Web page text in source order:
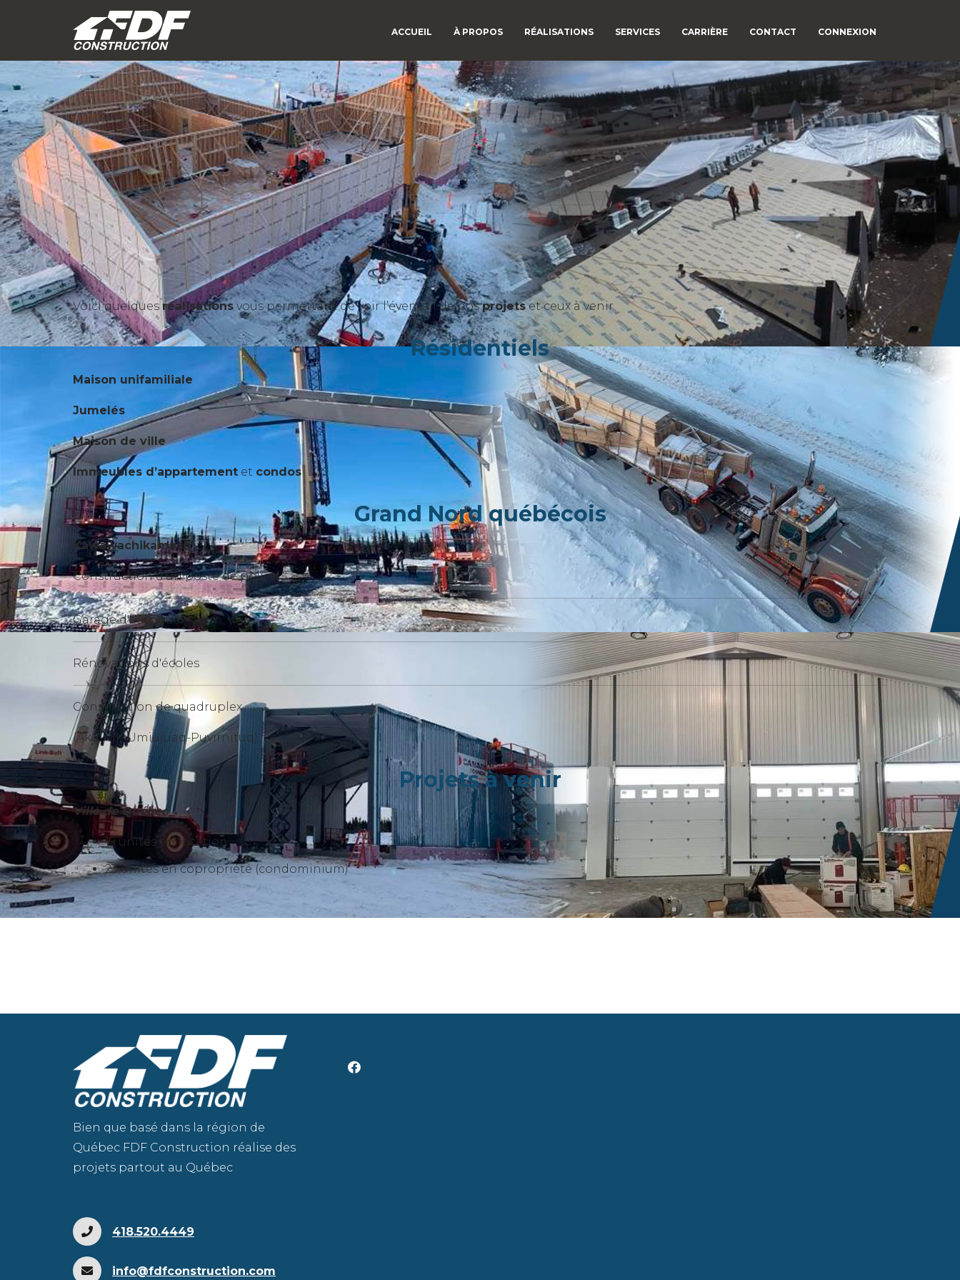
ACCUEIL À PROPOS RÉALISATIONS SERVICES CARRIÈRE CONTACT CONNEXION
Voici quelquesréalisations vous permettant de voir l’éventail de nosprojetset ceux à venir
Résidentiels
Maison unifamiliale
Jumelés
Maison de ville
Immeubles d’appartement et condos
Grand Nord québécois
Kawawachikamach
Construction d'un poste de police
Garage d'autobus
Rénovations d'écoles
Construction de quadruplex
(Akulivik-Umiujuaq-Puvirnituq)
Projets à venir
Ville de Québec
19 unités en location
23 unités en copropriété (condominium)
Bien que basé dans la région de
Québec FDF Construction réalise des
projets partout au Québec
418.520.4449
info@fdfconstruction.com